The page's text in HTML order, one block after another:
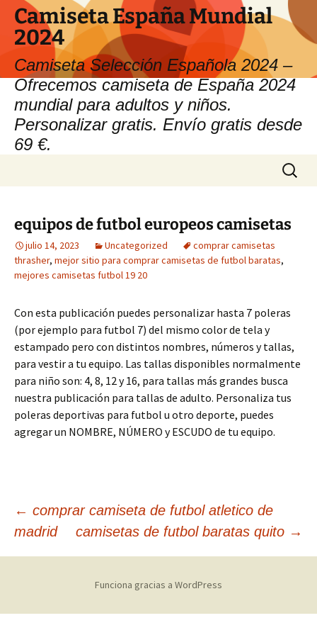
Camiseta España Mundial
2024
Camiseta Selección Española 2024 –
Ofrecemos camiseta de España 2024
mundial para adultos y niños.
Personalizar gratis. Envío gratis desde
69 €.
Buscar:
equipos de futbol europeos camisetas
julio 14, 2023 Uncategorized
comprar camisetas
thrasher, mejor sitio para comprar camisetas de futbol baratas,
mejores camisetas futbol 19 20
Con esta publicación puedes personalizar hasta 7 poleras
(por ejemplo para futbol 7) del mismo color de tela y
estampado pero con distintos nombres, números y tallas,
para vestir a tu equipo. Las tallas disponibles normalmente
para niño son: 4, 8, 12 y 16, para tallas más grandes busca
nuestra publicación para tallas de adulto. Personaliza tus
poleras deportivas para futbol u otro deporte, puedes
agregar un NOMBRE, NÚMERO y ESCUDO de tu equipo.
Navegación
de
entradas
← comprar camiseta de futbol atletico de
madrid
camisetas de futbol baratas quito →
Funciona gracias a WordPress